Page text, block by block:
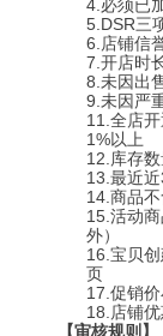
4.必须已
5.DSR三
6.店铺信
7.开店时
8.未因出
9.未因严
11.全店
1%以上
12.库存
13.最近
14.商品
15.活动
外）
16.宝贝
页
17.促销
18.店铺
【审核规则】